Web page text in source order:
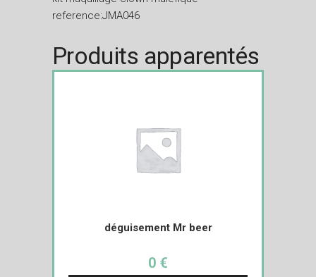
reference:JMA046
Produits apparentés
déguisement Mr beer
0 €